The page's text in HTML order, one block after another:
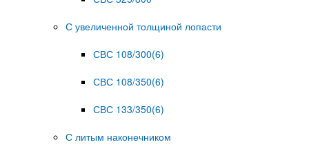
С увеличенной толщиной лопасти
СВС 108/300(6)
СВС 108/350(6)
СВС 133/350(6)
С литым наконечником